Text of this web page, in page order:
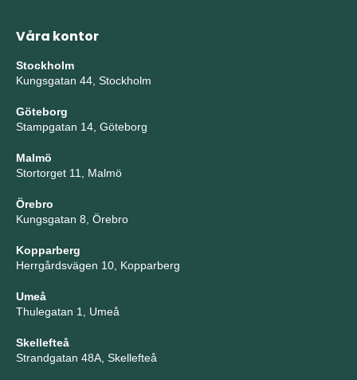
Våra kontor
Stockholm
Kungsgatan 44, Stockholm
Göteborg
Stampgatan 14, Göteborg
Malmö
Stortorget 11, Malmö
Örebro
Kungsgatan 8, Örebro
Kopparberg
Herrgårdsvägen 10, Kopparberg
Umeå
Thulegatan 1, Umeå
Skellefteå
Strandgatan 48A, Skellefteå